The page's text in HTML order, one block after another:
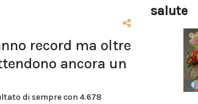
record ma oltre
ancora un
di sempre con 4.678
salute